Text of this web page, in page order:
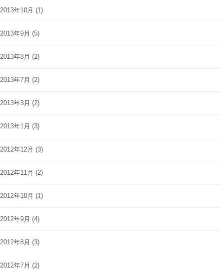
2013年10月 (1)
2013年9月 (5)
2013年8月 (2)
2013年7月 (2)
2013年3月 (2)
2013年1月 (3)
2012年12月 (3)
2012年11月 (2)
2012年10月 (1)
2012年9月 (4)
2012年8月 (3)
2012年7月 (2)